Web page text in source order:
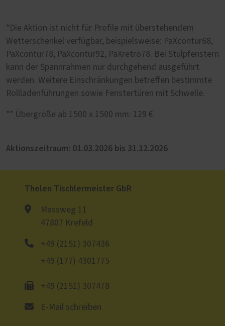
*Die Aktion ist nicht für Profile mit überstehendem
Wetterschenkel verfügbar, beispielsweise: PaXcontur68,
PaXcontur78, PaXcontur92, PaXretro78. Bei Stulpfenstern
kann der Spannrahmen nur durchgehend ausgeführt
werden. Weitere Einschränkungen betreffen bestimmte
Rollladenführungen sowie Fenstertüren mit Schwelle.
** Übergröße ab 1500 x 1500 mm: 129 €
Aktionszeitraum: 01.03.2026 bis 31.12.2026
Thelen Tischlermeister GbR
Massweg 11
47807 Krefeld
+49 (2151) 307436
+49 (177) 4301775
+49 (2151) 307478
E-Mail schreiben